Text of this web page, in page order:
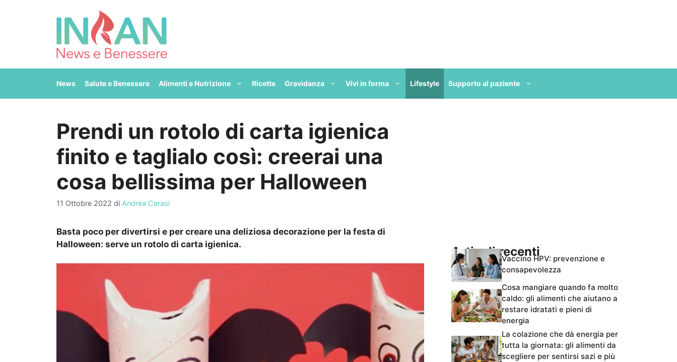
News Salute e Benessere Alimenti e Nutrizione Ricette Gravidanza Vivi in forma Lifestyle Supporto al paziente
Prendi un rotolo di carta igienica
finito e taglialo così: creerai una
cosa bellissima per Halloween
11 Ottobre 2022 di Andrea Cerasi
Basta poco per divertirsi e per creare una deliziosa decorazione per la festa di
Halloween: serve un rotolo di carta igienica.
Articoli recentiVaccino HPV: prevenzione e
consapevolezza
Cosa mangiare quando fa molto
caldo: gli alimenti che aiutano a
restare idratati e pieni di
energia
La colazione che dà energia per
tutta la giornata: gli alimenti da
scegliere per sentirsi sazi e più